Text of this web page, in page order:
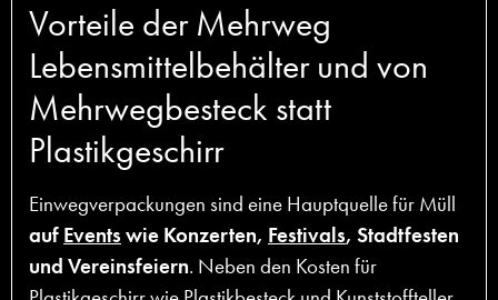
Vorteile der Mehrweg
Lebensmittelbehälter und von
Mehrwegbesteck statt
Plastikgeschirr
Einwegverpackungen sind eine Hauptquelle für Müll
auf Events wie Konzerten, Festivals, Stadtfesten
und Vereinsfeiern. Neben den Kosten für